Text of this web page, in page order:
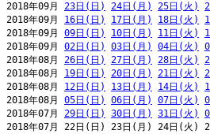
2018年09月 23日(日) 24日(月) 25日(火)
2018年09月 16日(日) 17日(月) 18日(火)
2018年09月 09日(日) 10日(月) 11日(火)
2018年09月 02日(日) 03日(月) 04日(火)
2018年08月 26日(日) 27日(月) 28日(火)
2018年08月 19日(日) 20日(月) 21日(火)
2018年08月 12日(日) 13日(月) 14日(火)
2018年08月 05日(日) 06日(月) 07日(火)
2018年07月 29日(日) 30日(月) 31日(火)
2018年07月 22日(日) 23日(月) 24日(火)